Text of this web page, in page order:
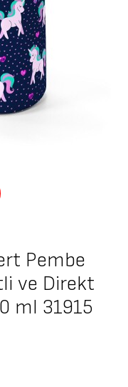
Pembe
ve Direkt
ml 31915